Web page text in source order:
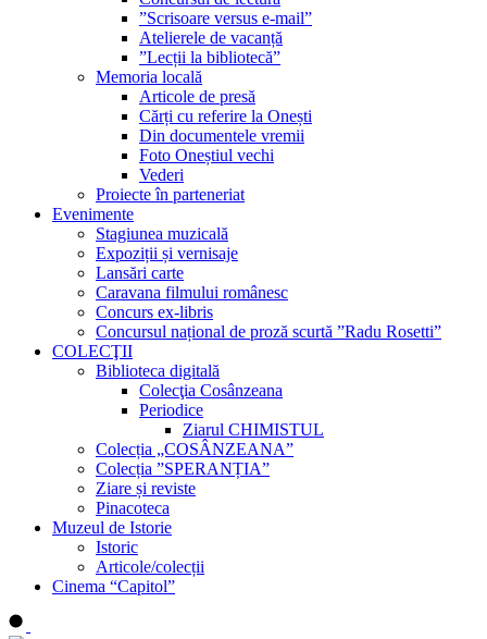
”Scrisoare versus e-mail”
Atelierele de vacanță
”Lecții la bibliotecă”
Memoria locală
Articole de presă
Cărți cu referire la Onești
Din documentele vremii
Foto Oneștiul vechi
Vederi
Proiecte în parteneriat
Evenimente
Stagiunea muzicală
Expoziții și vernisaje
Lansări carte
Caravana filmului românesc
Concurs ex-libris
Concursul național de proză scurtă ”Radu Rosetti”
COLECŢII
Biblioteca digitală
Colecţia Cosânzeana
Periodice
Ziarul CHIMISTUL
Colecția „COSÂNZEANA”
Colecția ”SPERANȚIA”
Ziare și reviste
Pinacoteca
Muzeul de Istorie
Istoric
Articole/colecții
Cinema “Capitol”